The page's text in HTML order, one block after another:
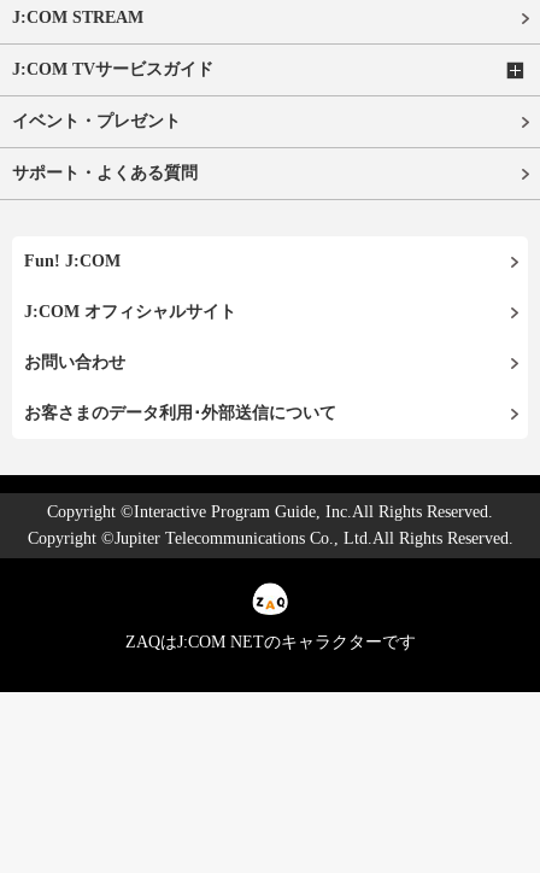
J:COM STREAM
J:COM TVサービスガイド
イベント・プレゼント
サポート・よくある質問
Fun! J:COM
J:COM オフィシャルサイト
お問い合わせ
お客さまのデータ利用･外部送信について
Copyright ©Interactive Program Guide, Inc.All Rights Reserved.
Copyright ©Jupiter Telecommunications Co., Ltd.All Rights Reserved.
ZAQはJ:COM NETのキャラクターです